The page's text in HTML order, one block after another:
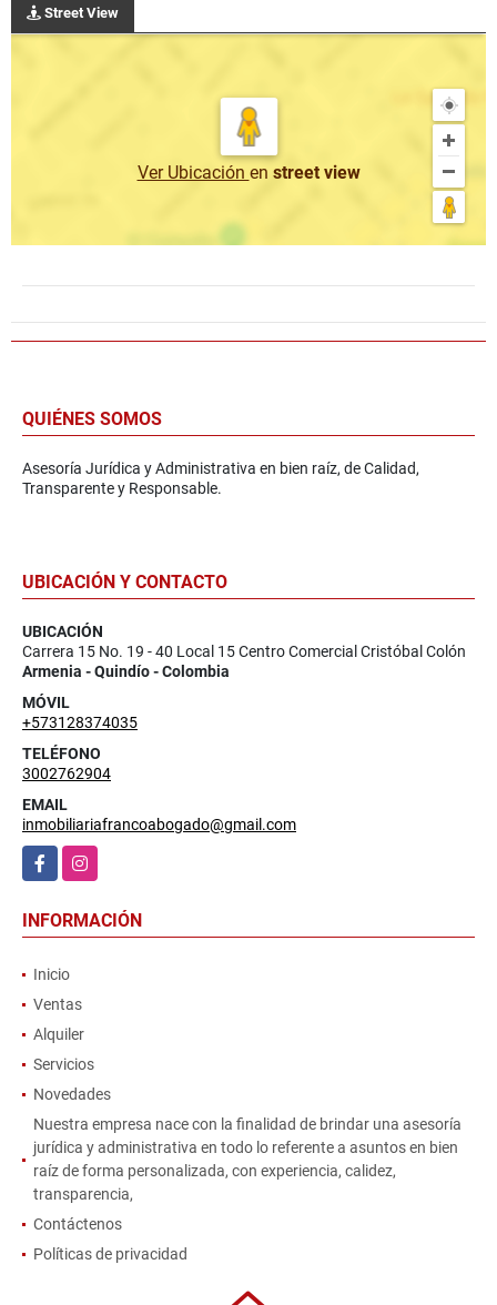
Street View
Ver Ubicación en street view
QUIÉNES SOMOS
Asesoría Jurídica y Administrativa en bien raíz, de Calidad,
Transparente y Responsable.
UBICACIÓN Y CONTACTO
UBICACIÓN
Carrera 15 No. 19 - 40 Local 15 Centro Comercial Cristóbal Colón
Armenia - Quindío - Colombia
MÓVIL
+573128374035
TELÉFONO
3002762904
EMAIL
inmobiliariafrancoabogado@gmail.com
FacebookInstagram
INFORMACIÓN
Inicio
Ventas
Alquiler
Servicios
Novedades
Nuestra empresa nace con la finalidad de brindar una asesoría
jurídica y administrativa en todo lo referente a asuntos en bien
raíz de forma personalizada, con experiencia, calidez,
transparencia,
Contáctenos
Políticas de privacidad